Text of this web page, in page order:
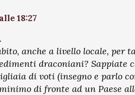
18:27
anche a livello locale, per
draconiani? Sappiate
di voti (insegno e parlo
di fronte ad un Paese